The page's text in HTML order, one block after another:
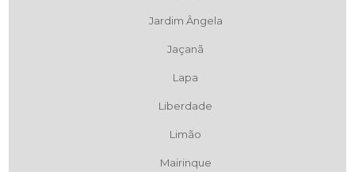
Jardim Ângela
Jaçanã
Lapa
Liberdade
Limão
Mairinque